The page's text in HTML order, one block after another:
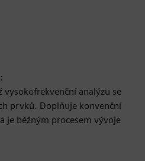
vysokofrekvenční analýzu se
prvků. Doplňuje konvenční
je běžným procesem vývoje